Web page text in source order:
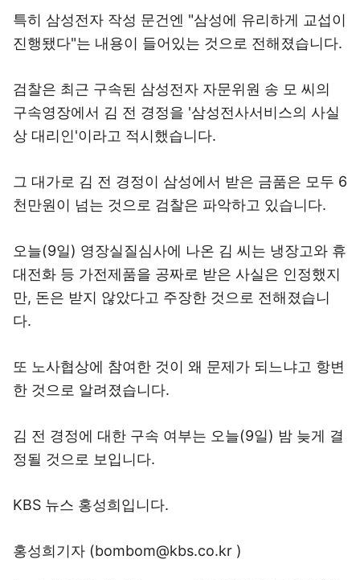
특히 삼성전자 작성 문건엔 "삼성에 유리하게 교섭이
진행됐다"는 내용이 들어있는 것으로 전해졌습니다.
검찰은 최근 구속된 삼성전자 자문위원 송 모 씨의
구속영장에서 김 전 경정을 '삼성전사서비스의 사실
상 대리인'이라고 적시했습니다.
그 대가로 김 전 경정이 삼성에서 받은 금품은 모두 6
천만원이 넘는 것으로 검찰은 파악하고 있습니다.
오늘(9일) 영장실질심사에 나온 김 씨는 냉장고와 휴
대전화 등 가전제품을 공짜로 받은 사실은 인정했지
만, 돈은 받지 않았다고 주장한 것으로 전해졌습니
다.
또 노사협상에 참여한 것이 왜 문제가 되느냐고 항변
한 것으로 알려졌습니다.
김 전 경정에 대한 구속 여부는 오늘(9일) 밤 늦게 결
정될 것으로 보입니다.
KBS 뉴스 홍성희입니다.
홍성희기자 (bombom@kbs.co.kr )